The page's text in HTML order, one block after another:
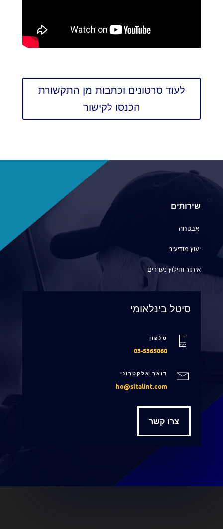
לעוד סרטונים וכתבות מן התקשורת
הכנסו לקישור
שירותים
אבטחה
יעוץ מודיעיני
איתור וחילוץ נעדרים
סיטל בינלאומי
טלפון
03-5365060
דואר אלקטרוני
ho@sitalint.com
צרו קשר